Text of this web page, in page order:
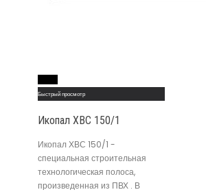
Быстрый просмотр
Икопал ХВС 150/1
Икопал ХВС 150/1 -
специальная строительная
технологическая полоса,
произведенная из ПВХ . В